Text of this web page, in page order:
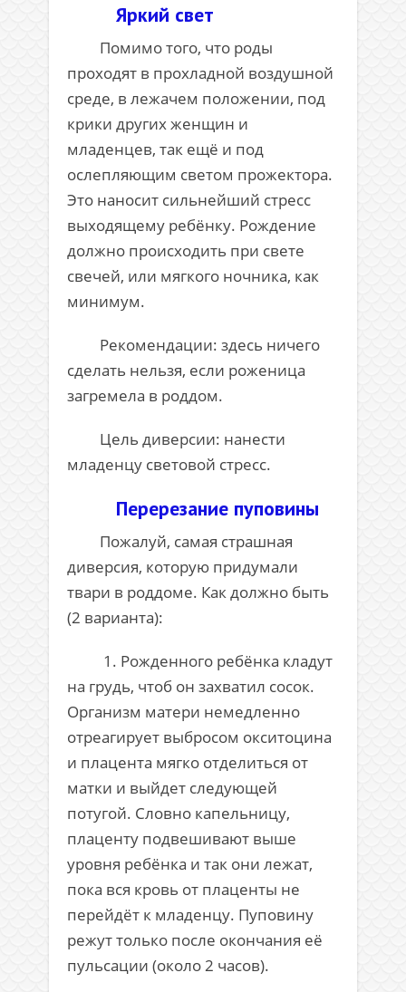
Яркий свет
Помимо того, что роды
проходят в прохладной воздушной
среде, в лежачем положении, под
крики других женщин и
младенцев, так ещё и под
ослепляющим светом прожектора.
Это наносит сильнейший стресс
выходящему ребёнку. Рождение
должно происходить при свете
свечей, или мягкого ночника, как
минимум.
Рекомендации: здесь ничего
сделать нельзя, если роженица
загремела в роддом.
Цель диверсии: нанести
младенцу световой стресс.
Перерезание пуповины
Пожалуй, самая страшная
диверсия, которую придумали
твари в роддоме. Как должно быть
(2 варианта):
1. Рожденного ребёнка кладут
на грудь, чтоб он захватил сосок.
Организм матери немедленно
отреагирует выбросом окситоцина
и плацента мягко отделиться от
матки и выйдет следующей
потугой. Словно капельницу,
плаценту подвешивают выше
уровня ребёнка и так они лежат,
пока вся кровь от плаценты не
перейдёт к младенцу. Пуповину
режут только после окончания её
пульсации (около 2 часов).